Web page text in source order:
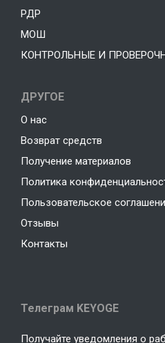
РДР
МОШ
КОНТРОЛЬНЫЕ И
ДРУГОЕ
О нас
Возврат средств
Получение материалов
Политика
Пользовательское
Отзывы
Контакты
Телеграм KEYOGE
Получайте уведомления о